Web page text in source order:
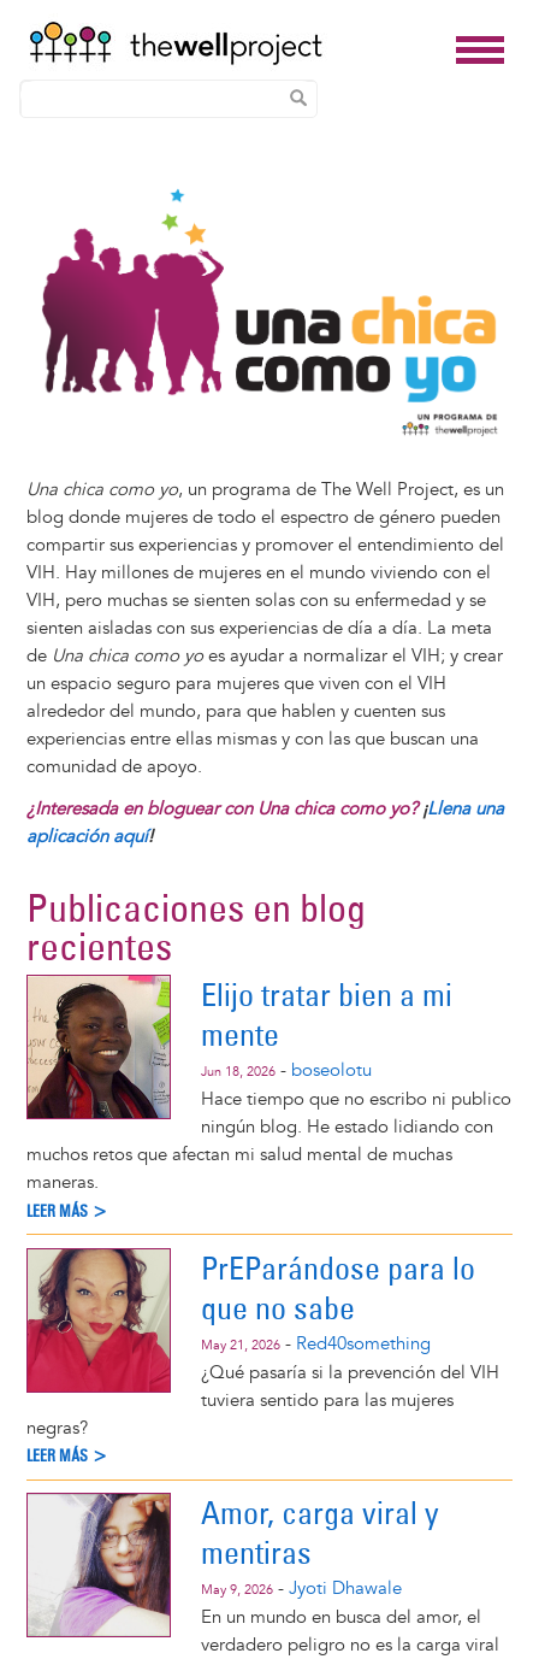
Una chica como yo, un programa de The Well Project, es un
blog donde mujeres de todo el espectro de género pueden
compartir sus experiencias y promover el entendimiento del
VIH. Hay millones de mujeres en el mundo viviendo con el
VIH, pero muchas se sienten solas con su enfermedad y se
sienten aisladas con sus experiencias de día a día. La meta
de Una chica como yoes ayudar a normalizar el VIH; y crear
un espacio seguro para mujeres que viven con el VIH
alrededor del mundo, para que hablen y cuenten sus
experiencias entre ellas mismas y con las que buscan una
comunidad de apoyo.
¿Interesada en bloguear con Una chica como yo?¡Llena una
aplicación aquí!
Publicaciones en blog
recientes
Elijo tratar bien a mi
mente
Jun 18, 2026 - boseolotu
Hace tiempo que no escribo ni publico
ningún blog. He estado lidiando con
muchos retos que afectan mi salud mental de muchas
maneras.
LEER MÁS >
PrEParándose para lo
que no sabe
May 21, 2026 - Red40something
¿Qué pasaría si la prevención del VIH
tuviera sentido para las mujeres
negras?
LEER MÁS >
Amor, carga viral y
mentiras
May 9, 2026 - Jyoti Dhawale
En un mundo en busca del amor, el
verdadero peligro no es la carga viral